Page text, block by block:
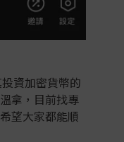
資加密貨幣的
拿，目前找專
望大家都能順